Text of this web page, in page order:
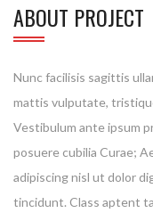
ABOUT PROJECT
Nunc facilisis sagittis
mattis vulputate,
Vestibulum ante ipsum
posuere cubilia Curae;
adipiscing nisl ut dolor
tincidunt. Class aptent